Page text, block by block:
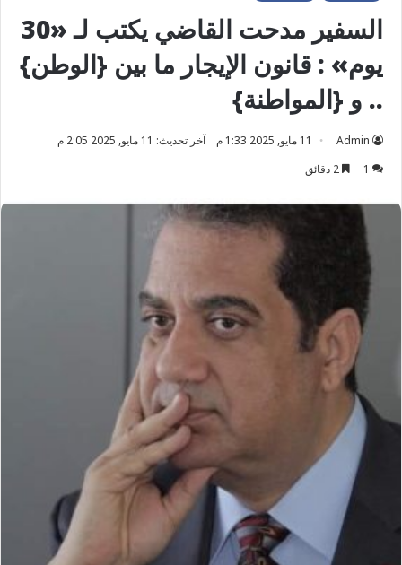
السفير مدحت القاضي يكتب لـ «30
يوم» : قانون الإيجار ما بين {الوطن}
.. و {المواطنة}
Admin 11 مايو, 2025 1:33 م
آخر تحديث: 11 مايو, 2025 2:05 م
1